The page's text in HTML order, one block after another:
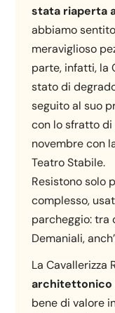
stata riaperta
abbiamo
meraviglioso
parte, infatti, la
stato di
seguito al suo
con lo sfratto
novembre con
Teatro Stabile.
Resistono solo
complesso,
parcheggio: tra
Demaniali,
La Cavallerizza
architettonico
bene di valore